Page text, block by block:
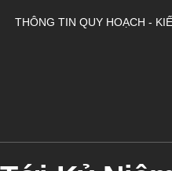
THÔNG TIN QUY HOẠCH -